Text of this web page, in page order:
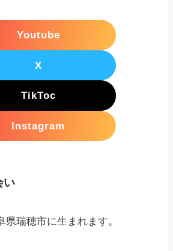
Youtube
X
TikToc
Instagram
い
県瑞穂市に生まれます。